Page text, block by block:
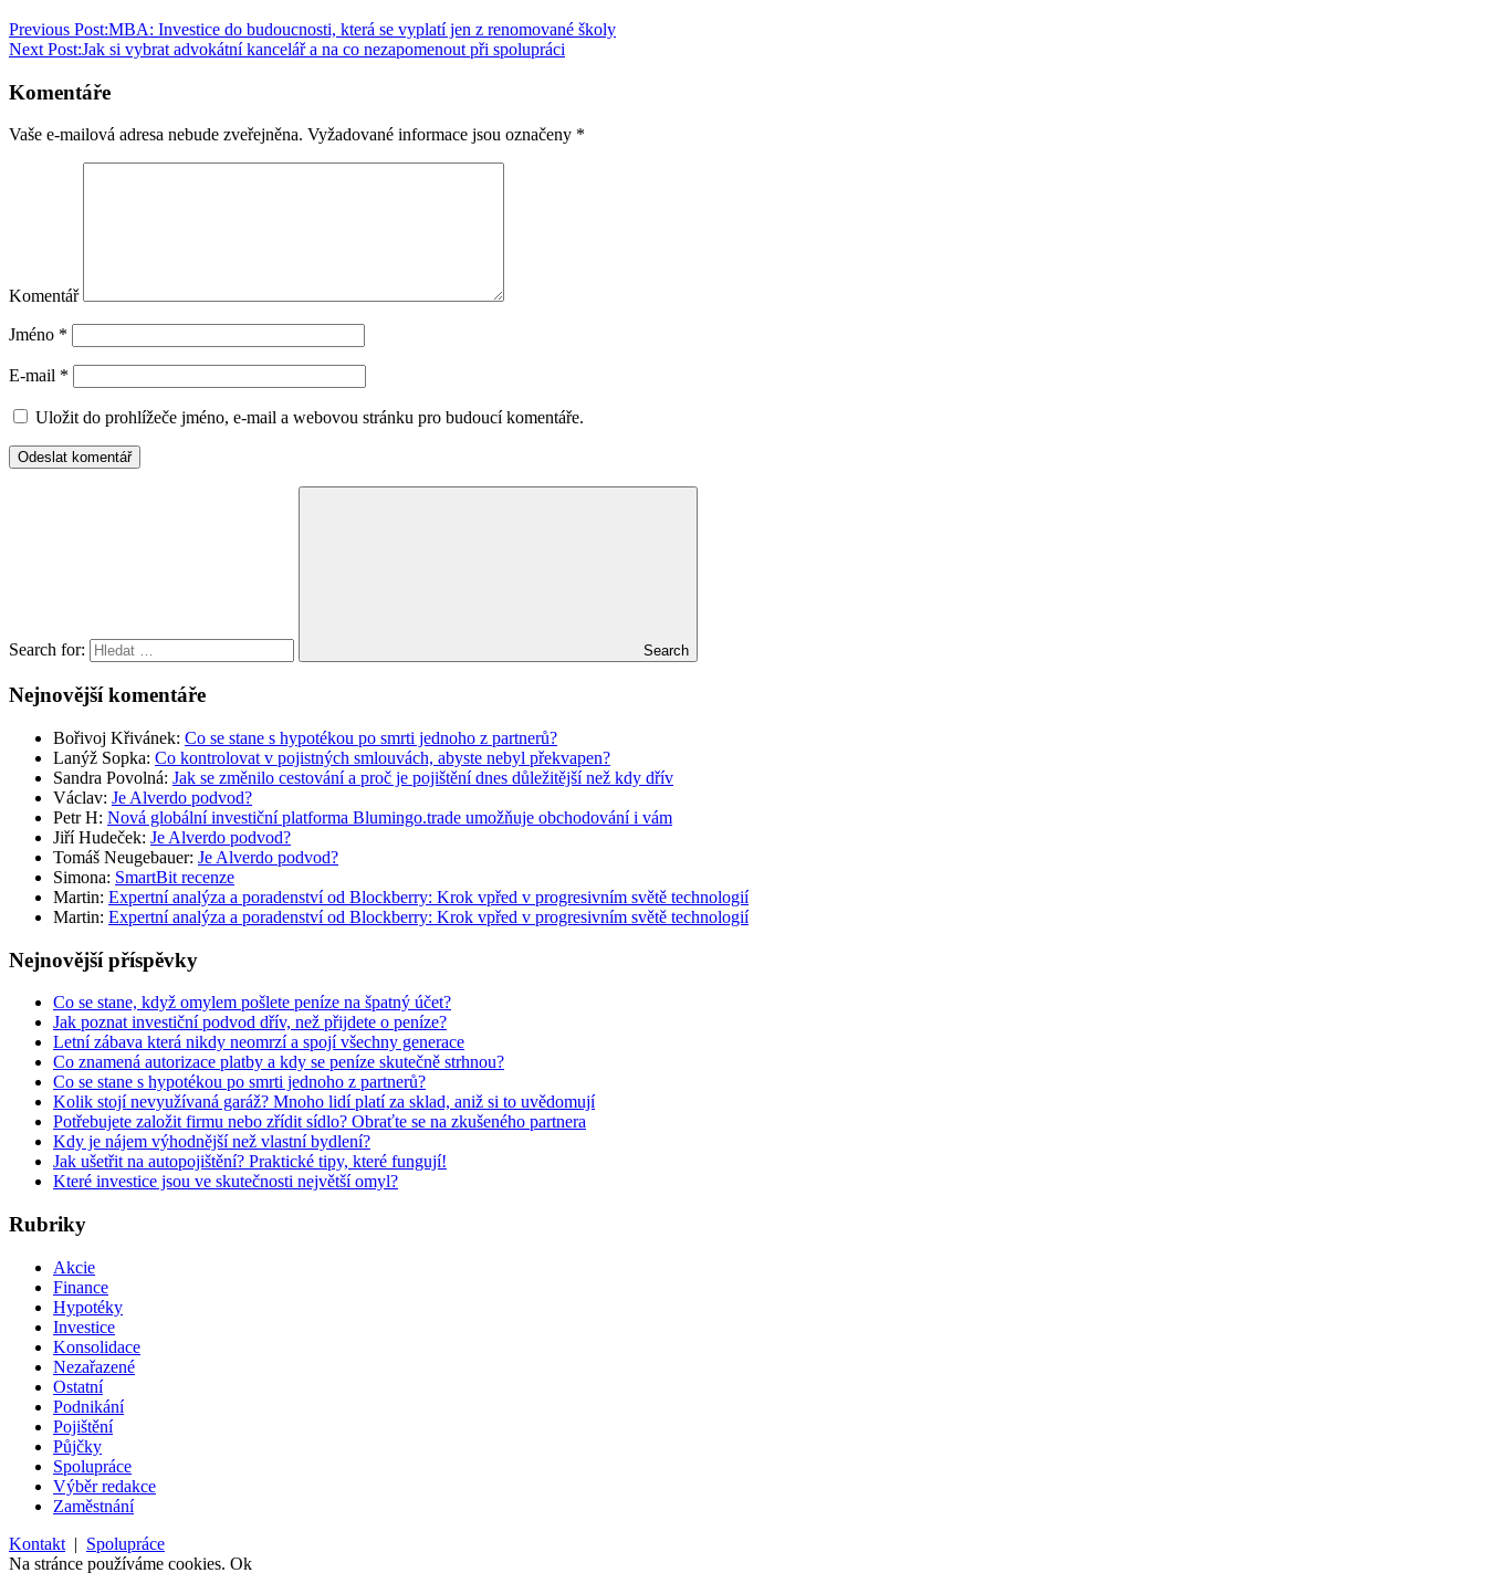
Previous Post:MBA: Investice do budoucnosti, která se vyplatí jen z renomované školy
Next Post:Jak si vybrat advokátní kancelář a na co nezapomenout při spolupráci
Komentáře
Vaše e-mailová adresa nebude zveřejněna. Vyžadované informace jsou označeny *
Komentář
Jméno *
E-mail *
Uložit do prohlížeče jméno, e-mail a webovou stránku pro budoucí komentáře.
Search for: Search
Nejnovější komentáře
Bořivoj Křivánek: Co se stane s hypotékou po smrti jednoho z partnerů?
Lanýž Sopka: Co kontrolovat v pojistných smlouvách, abyste nebyl překvapen?
Sandra Povolná: Jak se změnilo cestování a proč je pojištění dnes důležitější než kdy dřív
Václav: Je Alverdo podvod?
Petr H: Nová globální investiční platforma Blumingo.trade umožňuje obchodování i vám
Jiří Hudeček: Je Alverdo podvod?
Tomáš Neugebauer: Je Alverdo podvod?
Simona: SmartBit recenze
Martin: Expertní analýza a poradenství od Blockberry: Krok vpřed v progresivním světě technologií
Martin: Expertní analýza a poradenství od Blockberry: Krok vpřed v progresivním světě technologií
Nejnovější příspěvky
Co se stane, když omylem pošlete peníze na špatný účet?
Jak poznat investiční podvod dřív, než přijdete o peníze?
Letní zábava která nikdy neomrzí a spojí všechny generace
Co znamená autorizace platby a kdy se peníze skutečně strhnou?
Co se stane s hypotékou po smrti jednoho z partnerů?
Kolik stojí nevyužívaná garáž? Mnoho lidí platí za sklad, aniž si to uvědomují
Potřebujete založit firmu nebo zřídit sídlo? Obraťte se na zkušeného partnera
Kdy je nájem výhodnější než vlastní bydlení?
Jak ušetřit na autopojištění? Praktické tipy, které fungují!
Které investice jsou ve skutečnosti největší omyl?
Rubriky
Akcie
Finance
Hypotéky
Investice
Konsolidace
Nezařazené
Ostatní
Podnikání
Pojištění
Půjčky
Spolupráce
Výběr redakce
Zaměstnání
Kontakt | Spolupráce
Na stránce používáme cookies. Ok